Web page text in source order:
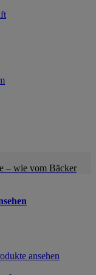
– wie vom Bäcker
ansehen